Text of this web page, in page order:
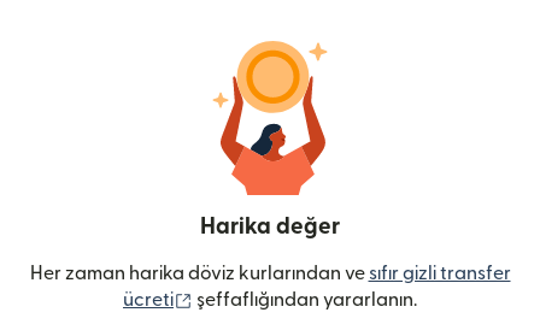
Harika değer
Her zaman harika döviz kurlarından ve sıfır gizli transfer
ücreti
(yeni pencerede açılır)
şeffaflığından yararlanın.